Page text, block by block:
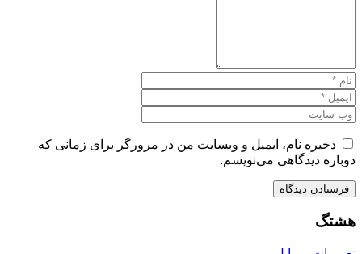
ذخیره نام، ایمیل و وبسایت من در مرورگر برای زمانی که
دوباره دیدگاهی می‌نویسم.
هشتگ